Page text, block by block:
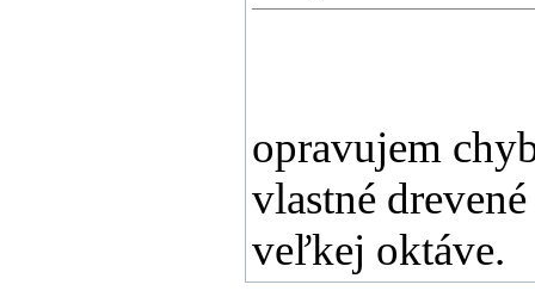
opravujem
vlastné
veľkej oktáve.